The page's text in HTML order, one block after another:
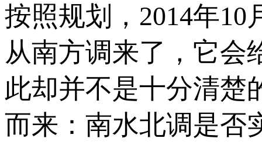
按照规划，2014年
从南方调来了，它会
此却并不是十分清楚
而来：南水北调是否